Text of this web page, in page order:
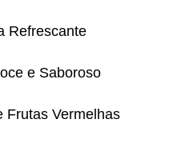
Refrescante
e Saboroso
Frutas Vermelhas